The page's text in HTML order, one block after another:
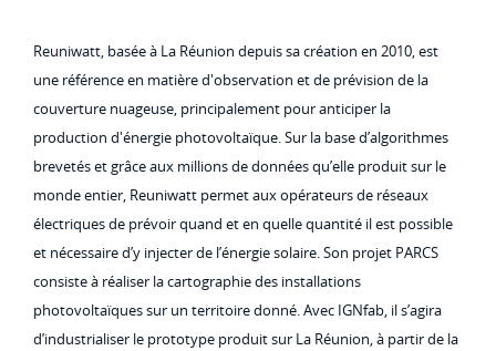
Reuniwatt, basée à La Réunion depuis sa création en 2010, est
une référence en matière d'observation et de prévision de la
couverture nuageuse, principalement pour anticiper la
production d'énergie photovoltaïque. Sur la base d’algorithmes
brevetés et grâce aux millions de données qu’elle produit sur le
monde entier, Reuniwatt permet aux opérateurs de réseaux
électriques de prévoir quand et en quelle quantité il est possible
et nécessaire d’y injecter de l’énergie solaire. Son projet PARCS
consiste à réaliser la cartographie des installations
photovoltaïques sur un territoire donné. Avec IGNfab, il s’agira
d’industrialiser le prototype produit sur La Réunion, à partir de la